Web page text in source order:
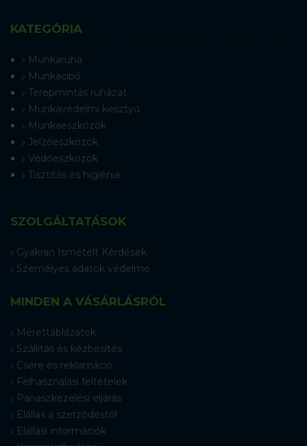
KATEGÓRIA
Munkaruha
Munkacipő
Terepmintás ruházat
Munkavédelmi kesztyű
Munkaeszközök
Jelzőeszközök
Védőeszközök
Tisztítás és higiénia
SZOLGÁLTATÁSOK
Gyakran Ismételt Kérdések
Személyes adatok védelme
MINDEN A VÁSÁRLÁSRÓL
Mérettáblázatok
Szállítás és kézbesítés
Csere és reklamáció
Felhasználási feltételek
Panaszkezelési eljárás
Elállás a szerződéstől
Elállási információk